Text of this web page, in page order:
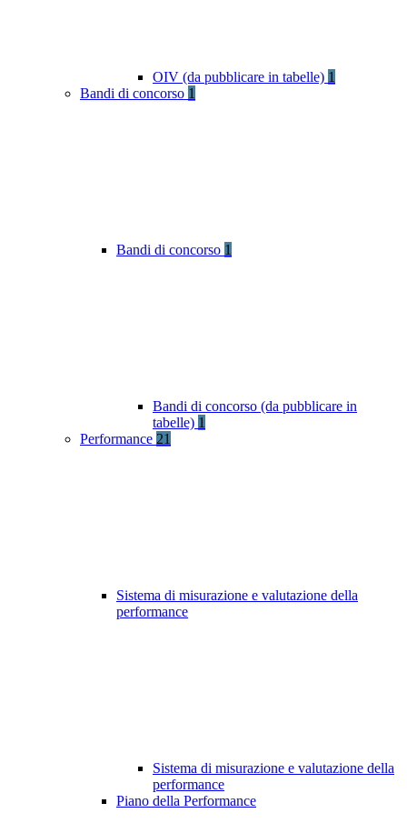
OIV (da pubblicare in tabelle) 1
Bandi di concorso 1
Bandi di concorso 1
Bandi di concorso (da pubblicare in
tabelle) 1
Performance 21
Sistema di misurazione e valutazione della
performance
Sistema di misurazione e valutazione della
performance
Piano della Performance